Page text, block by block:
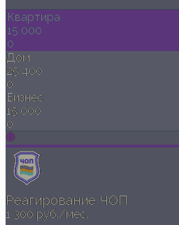
Квартира
15 000
0
Дом
25 400
0
Бизнес
15 000
0
Реагирование ЧОП
1 300 руб./мес.